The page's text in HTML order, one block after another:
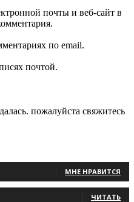
почты и веб-сайт в
по email.
почтой.
пожалуйста свяжитесь
МНЕ НРАВИТСЯ
ЧИТАТЬ